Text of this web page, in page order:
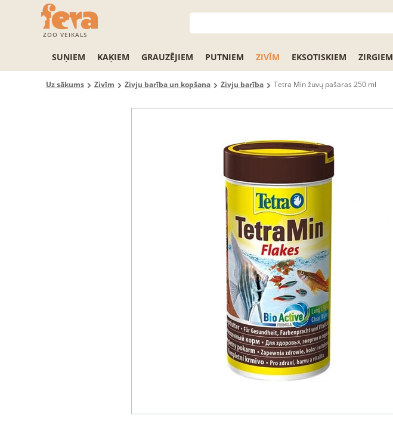
ZOO VEIKALS
SUŅIEM KAĶIEM GRAUZĒJIEM PUTNIEM ZIVĪM EKSOTISKIEM ZIRGIEM
Uz sākums Zivīm Zivju barība un kopšana Zivju barība Tetra Min žuvų pašaras 250 ml